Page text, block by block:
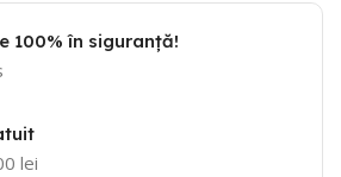
100% în siguranță!
lei